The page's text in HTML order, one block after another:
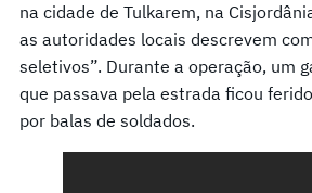
na cidade de Tulkarem, na
as autoridades locais descrevem
seletivos”. Durante a operação, um
que passava pela estrada ficou
por balas de soldados.